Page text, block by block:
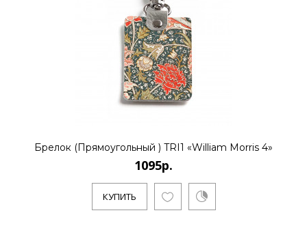
1095р.
1095р.
Брелок (Прямоугольный ) TRI1 «William Morris 4»
1095р.
КУПИТЬ